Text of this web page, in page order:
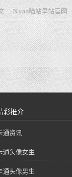
Nyaa喵站里站官网
彩推介
通资讯
通头像女生
通头像男生